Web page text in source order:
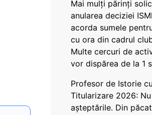
Mai mulți părinți
anularea deciziei
acorda sumele
cu ora din cadrul
Multe cercuri de
vor dispărea de la 1
Profesor de Istorie
Titularizare 2026:
așteptările. Din